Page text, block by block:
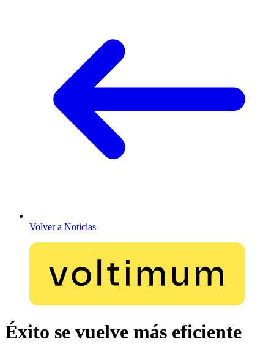
Volver a Noticias
Éxito se vuelve más eficiente